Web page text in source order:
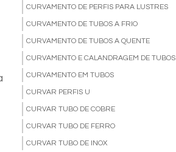
CURVAMENTO DE PERFIS PARA LUSTRES
CURVAMENTO DE TUBOS A FRIO
CURVAMENTO DE TUBOS A QUENTE
CURVAMENTO E CALANDRAGEM DE TUBOS
CURVAMENTO EM TUBOS
CURVAR PERFIS U
CURVAR TUBO DE COBRE
CURVAR TUBO DE FERRO
CURVAR TUBO DE INOX